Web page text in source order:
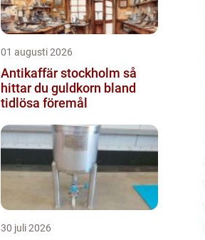
01 augusti 2026
Antikaffär stockholm så
hittar du guldkorn bland
tidlösa föremål
30 juli 2026